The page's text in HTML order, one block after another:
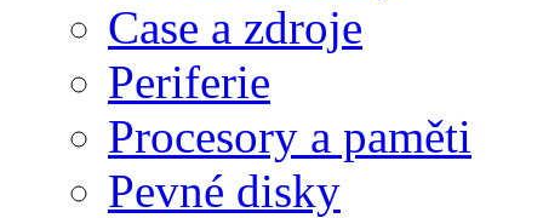
Case a zdroje
Periferie
Procesory a paměti
Pevné disky